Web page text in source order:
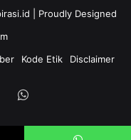
| Proudly Designed
Kode Etik Disclaimer
WhatsApp